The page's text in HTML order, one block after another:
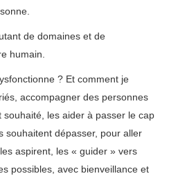
de domaines et de
humain.
? Et comment je
accompagner des personnes
souhaité, les aider à passer le cap
souhaitent dépasser, pour aller
aspirent, les « guider » vers
possibles, avec bienveillance et